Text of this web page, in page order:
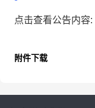
点击查看公告内容:
附件下载